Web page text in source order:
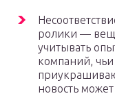
ролики —
учитывать
компаний,
новость